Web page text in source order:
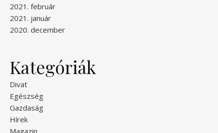
2021. február
2021. január
2020. december
Kategóriák
Divat
Egészség
Gazdaság
Hírek
Magazin